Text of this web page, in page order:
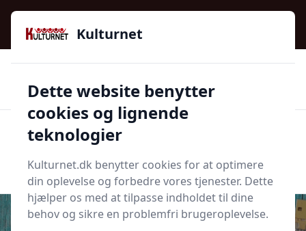
Kulturnet - Alt Det Gode I Livet | Din Kulturguide Siden
2016
97 kategorier 👍Kun godkendte butikker
Start søgning
Kulturnet
Dette website benytter
cookies og lignende
teknologier
Kulturnet.dk benytter cookies for at optimere
din oplevelse og forbedre vores tjenester. Dette
hjælper os med at tilpasse indholdet til dine
behov og sikre en problemfri brugeroplevelse.